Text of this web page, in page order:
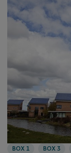
BOX 1 BOX 3